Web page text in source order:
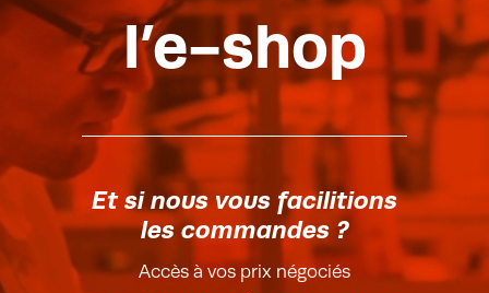
l’e-shop
Et si nous vous facilitions
les commandes ?
Accès à vos prix négociés